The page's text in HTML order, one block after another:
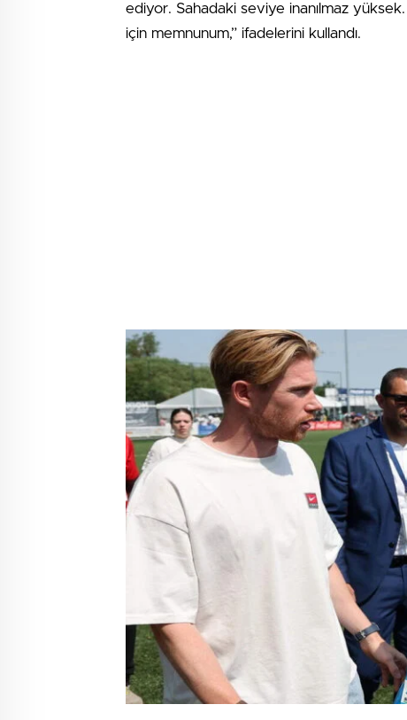
ediyor. Sahadaki seviye inanılmaz
için memnunum,” ifadelerini kullandı.